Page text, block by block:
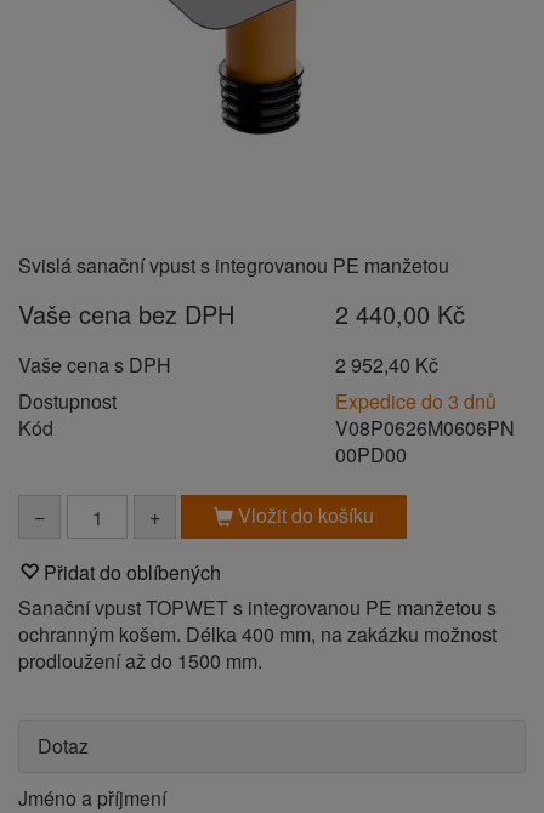
Svislá sanační vpust s integrovanou PE manžetou
Vaše cena bez DPH 2 440,00 Kč
Vaše cena s DPH
2 952,40 Kč
Dostupnost
Expedice do 3 dnů
Kód
V08P0626M0606PN
00PD00
− + Vložit do košíku
Přidat do oblíbených
Sanační vpust TOPWET s integrovanou PE manžetou s
ochranným košem. Délka 400 mm, na zakázku možnost
prodloužení až do 1500 mm.
Dotaz
Jméno a příjmení